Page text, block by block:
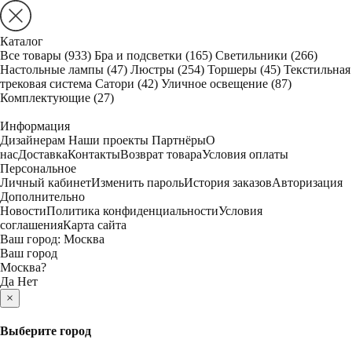
Каталог
Все товары (933) Бра и подсветки (165) Светильники (266)
Настольные лампы (47) Люстры (254) Торшеры (45) Текстильная
трековая система Сатори (42) Уличное освещение (87)
Комплектующие (27)
Информация
Дизайнерам Наши проекты ПартнёрыО
насДоставкаКонтактыВозврат товараУсловия оплаты
Персональное
Личный кабинетИзменить парольИстория заказовАвторизация
Дополнительно
НовостиПолитика конфиденциальностиУсловия
соглашенияКарта сайта
Ваш город: Москва
Ваш город
Москва?
Да Нет
×
Выберите город